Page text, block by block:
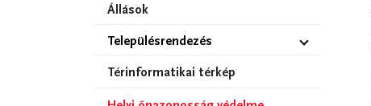
Állások
Településrendezés
Térinformatikai térkép